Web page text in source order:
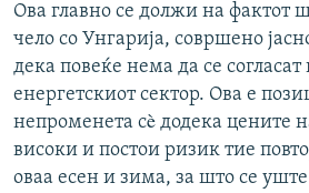
Ова главно се должи на фактот
чело со Унгарија, совршено
дека повеќе нема да се
енергетскиот сектор. Ова е
непроменета сè додека цените
високи и постои ризик тие
оваа есен и зима, за што се